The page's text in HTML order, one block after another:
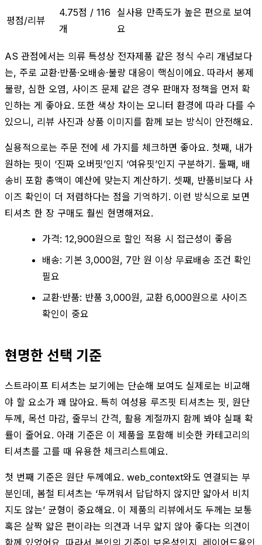
평점/리뷰
4.75점 / 116
개
실사용 만족도가 높은 편으로 보여
요
AS 관점에서는 의류 특성상 전자제품 같은 정식 수리 개념보다
는, 주로 교환·반품·오배송·불량 대응이 핵심이에요. 따라서 봉제
불량, 심한 오염, 사이즈 문제 같은 경우 판매자 정책을 먼저 확
인하는 게 좋아요. 또한 색상 차이는 모니터 환경에 따라 다를 수
있으니, 리뷰 사진과 상품 이미지를 함께 보는 방식이 안전해요.
실용적으로는 주문 전에 세 가지를 체크하면 좋아요. 첫째, 내가
원하는 핏이 ‘진짜 오버핏’인지 ‘여유핏’인지 구분하기. 둘째, 배
송비 포함 총액이 예산에 맞는지 계산하기. 셋째, 반품비보다 사
이즈 확인이 더 저렴하다는 점을 기억하기. 이런 방식으로 보면
티셔츠 한 장 구매도 훨씬 현명해져요.
가격: 12,900원으로 할인 적용 시 접근성이 좋음
배송: 기본 3,000원, 7만 원 이상 무료배송 조건 확인
필요
교환·반품: 반품 3,000원, 교환 6,000원으로 사이즈
확인이 중요
현명한 선택 기준
스트라이프 티셔츠는 보기에는 단순해 보여도 실제로는 비교해
야 할 요소가 꽤 많아요. 특히 여성용 루즈핏 티셔츠는 핏, 원단
두께, 목선 마감, 줄무늬 간격, 활용 계절까지 함께 봐야 실패 확
률이 줄어요. 아래 기준은 이 제품을 포함해 비슷한 카테고리의
티셔츠를 고를 때 유용한 체크리스트예요.
첫 번째 기준은 원단 두께예요. web_context와도 연결되는 부
분인데, 봄철 티셔츠는 ‘두꺼워서 답답하지 않지만 얇아서 비치
지도 않는’ 균형이 중요해요. 이 제품의 리뷰에서도 두께는 보통
혹은 살짝 얇은 편이라는 의견과 너무 얇지 않아 좋다는 의견이
함께 있었어요. 따라서 본인의 기준이 보온성인지, 레이어드용인